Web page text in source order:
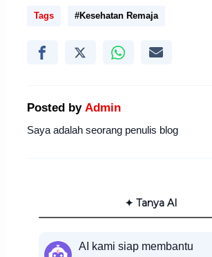
Tags #Kesehatan Remaja
Posted by Admin
Saya adalah seorang penulis blog
✦ Tanya AI
AI kami siap membantu